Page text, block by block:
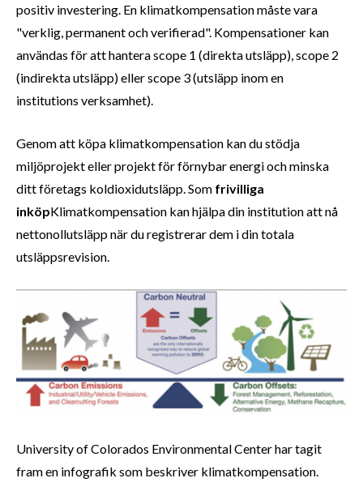
positiv investering. En klimatkompensation måste vara
"verklig, permanent och verifierad". Kompensationer kan
användas för att hantera scope 1 (direkta utsläpp), scope 2
(indirekta utsläpp) eller scope 3 (utsläpp inom en
institutions verksamhet).
Genom att köpa klimatkompensation kan du stödja
miljöprojekt eller projekt för förnybar energi och minska
ditt företags koldioxidutsläpp. Som frivilliga
inköpKlimatkompensation kan hjälpa din institution att nå
nettonollutsläpp när du registrerar dem i din totala
utsläppsrevision.
University of Colorados Environmental Center har tagit
fram en infografik som beskriver klimatkompensation.